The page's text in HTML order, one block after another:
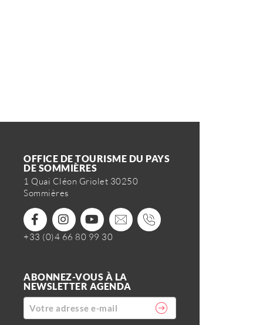
OFFICE DE TOURISME DU PAYS
DE SOMMIÈRES
1 Quai Cléon Griolet 30250
Sommières
+33 (0)4 66 80 99 30
ABONNEZ-VOUS À LA
NEWSLETTER AGENDA